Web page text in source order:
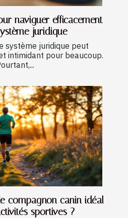
naviguer efficacement
juridique
système juridique peut
intimidant pour beaucoup.
compagnon canin idéal
sportives ?